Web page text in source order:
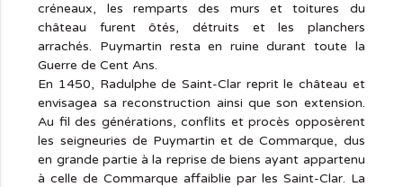
créneaux, les remparts des murs et toitures du
château furent ôtés, détruits et les planchers
arrachés. Puymartin resta en ruine durant toute la
Guerre de Cent Ans.
En 1450, Radulphe de Saint-Clar reprit le château et
envisagea sa reconstruction ainsi que son extension.
Au fil des générations, conflits et procès opposèrent
les seigneuries de Puymartin et de Commarque, dus
en grande partie à la reprise de biens ayant appartenu
à celle de Commarque affaiblie par les Saint-Clar. La